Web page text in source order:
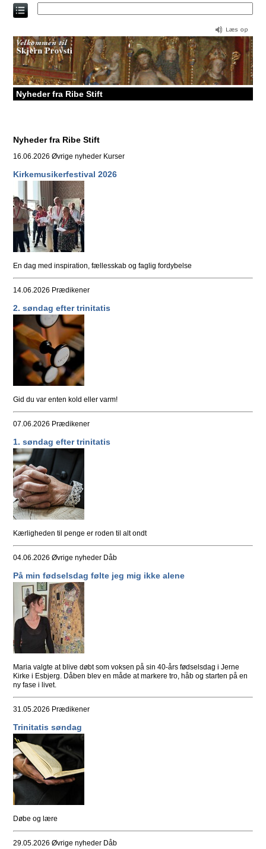
Direkte
til
Nyheder fra Ribe Stift
Nyheder fra Ribe Stift
16.06.2026Øvrige nyheder Kurser
Kirkemusikerfestival 2026
En dag med inspiration, fællesskab og faglig fordybelse
14.06.2026 Prædikener
2. søndag efter trinitatis
Gid du var enten kold eller varm!
07.06.2026 Prædikener
1. søndag efter trinitatis
Kærligheden til penge er roden til alt ondt
04.06.2026Øvrige nyheder Dåb
På min fødselsdag følte jeg mig ikke alene
Maria valgte at blive døbt som voksen på sin 40-års fødselsdag i Jerne
Kirke i Esbjerg. Dåben blev en måde at markere tro, håb og starten på en
ny fase i livet.
31.05.2026 Prædikener
Trinitatis søndag
Døbe og lære
29.05.2026Øvrige nyheder Dåb